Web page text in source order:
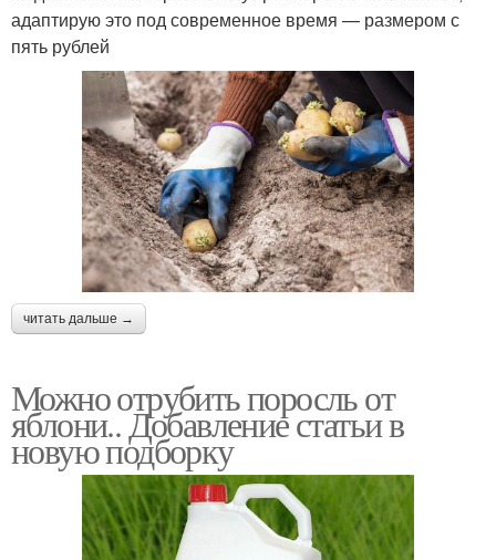
адаптирую это под современное время — размером с
пять рублей
читать дальше →
Можно отрубить поросль от
яблони.. Добавление статьи в
новую подборку